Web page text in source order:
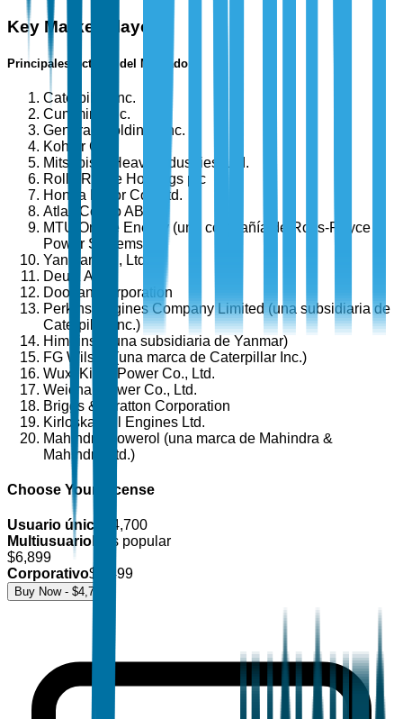
Key Market Players
Principales Actores del Mercado
Caterpillar Inc.
Cummins Inc.
Generac Holdings Inc.
Kohler Co.
Mitsubishi Heavy Industries, Ltd.
Rolls-Royce Holdings plc
Honda Motor Co., Ltd.
Atlas Copco AB
MTU Onsite Energy (una compañía de Rolls-Royce
Power Systems)
Yanmar Co., Ltd.
Deutz AG
Doosan Corporation
Perkins Engines Company Limited (una subsidiaria de
Caterpillar Inc.)
Himoinsa (una subsidiaria de Yanmar)
FG Wilson (una marca de Caterpillar Inc.)
Wuxi Kipor Power Co., Ltd.
Weichai Power Co., Ltd.
Briggs & Stratton Corporation
Kirloskar Oil Engines Ltd.
Mahindra Powerol (una marca de Mahindra &
Mahindra Ltd.)
Choose Your License
Usuario único
4,700
Multiusuario Más popular
$6,899
Corporativo$ 8,499
Buy Now - $4,700